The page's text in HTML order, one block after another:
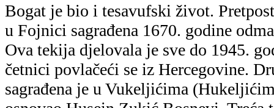
Bogat je bio i tesavufski život.
u Fojnici sagrađena 1670. godine
Ova tekija djelovala je sve do 1945.
četnici povlačeći se iz Hercegovine.
sagrađena je u Vukeljićima